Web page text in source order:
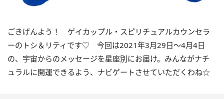
ごきげんよう！ ゲイカップル・スピリチュアルカウンセラ
ーのトシ＆リティです♡ 今回は2021年3月29日〜4月4日
の、宇宙からのメッセージを星座別にお届け。みんながナチ
ュラルに開運できるよう、ナビゲートさせていただくわね☆